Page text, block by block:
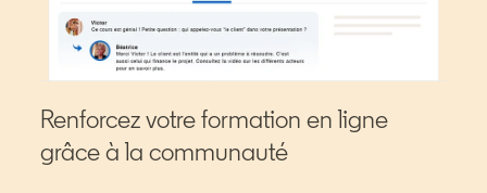
Renforcez votre formation en ligne
grâce à la communauté